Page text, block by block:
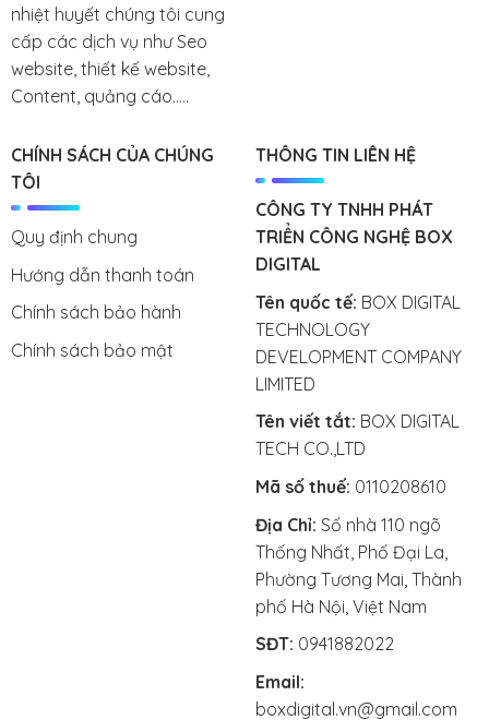
nhiệt huyết chúng tôi cung
cấp các dịch vụ như Seo
website, thiết kế website,
Content, quảng cáo.....
CHÍNH SÁCH CỦA CHÚNG
TÔI
Quy định chung
Hướng dẫn thanh toán
Chính sách bảo hành
Chính sách bảo mật
THÔNG TIN LIÊN HỆ
CÔNG TY TNHH PHÁT
TRIỂN CÔNG NGHỆ BOX
DIGITAL
Tên quốc tế: BOX DIGITAL
TECHNOLOGY
DEVELOPMENT COMPANY
LIMITED
Tên viết tắt: BOX DIGITAL
TECH CO.,LTD
Mã số thuế: 0110208610
Địa Chỉ: Số nhà 110 ngõ
Thống Nhất, Phố Đại La,
Phường Tương Mai, Thành
phố Hà Nội, Việt Nam
SĐT: 0941882022
Email:
boxdigital.vn@gmail.com